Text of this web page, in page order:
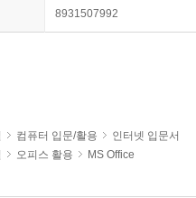
8931507992
컴퓨터 입문/활용
인터넷 입문서
오피스 활용 MS Office